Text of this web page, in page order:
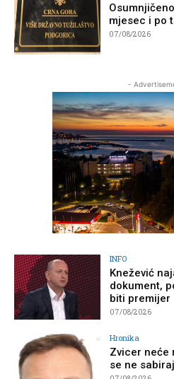
mjesec i po
07/08/2026
-
INFO
Knežević
dokument,
biti premijer
07/08/2026
Hronika
Zvicer neće
se ne